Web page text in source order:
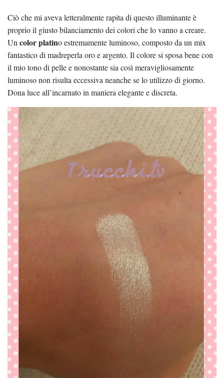
Ciò che mi aveva letteralmente rapita di questo illuminante è
proprio il giusto bilanciamento dei colori che lo vanno a creare.
Un color platino estremamente luminoso, composto da un mix
fantastico di madreperla oro e argento. Il colore si sposa bene con
il mio tono di pelle e nonostante sia così meravigliosamente
luminoso non risulta eccessiva neanche se lo utilizzo di giorno.
Dona luce all’incarnato in maniera elegante e discreta.